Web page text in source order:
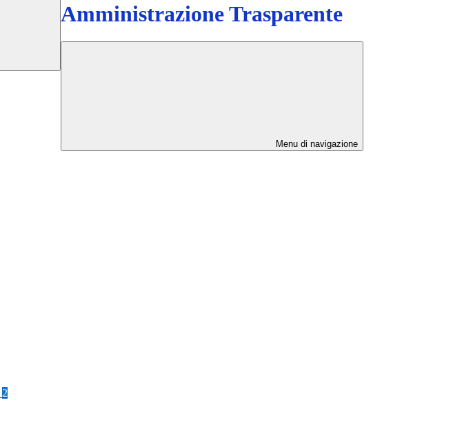
Amministrazione Trasparente
Menu di navigazione
2